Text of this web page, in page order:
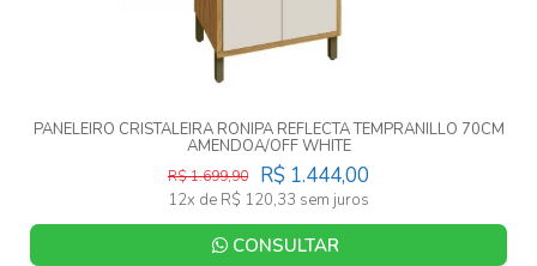
PANELEIRO CRISTALEIRA RONIPA REFLECTA TEMPRANILLO 70CM
AMENDOA/OFF WHITE
R$ 1.444,00
R$ 1.699,90
12x de R$ 120,33 sem juros
CONSULTAR